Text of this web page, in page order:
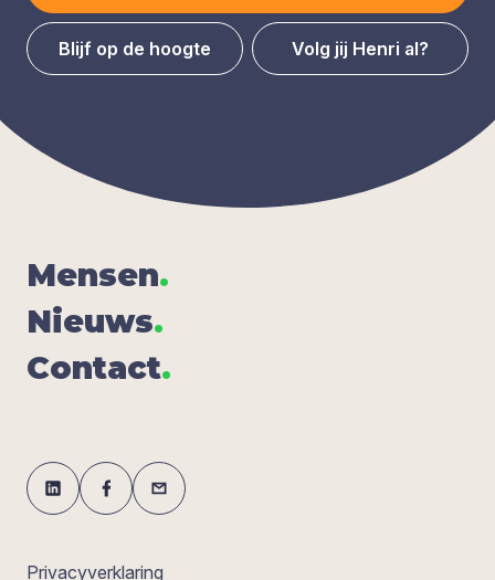
Blijf op de hoogte Volg jij Henri al?
Men­sen.
Nieuws.
Con­tact.
Privacyverklaring